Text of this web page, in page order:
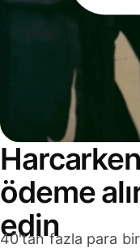
ödeme
edin
40'tan fazla para